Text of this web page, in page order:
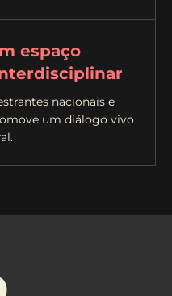
espaço
nacionais e
um diálogo vivo